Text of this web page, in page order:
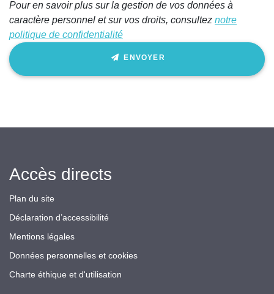
Pour en savoir plus sur la gestion de vos données à
caractère personnel et sur vos droits, consultez notre
politique de confidentialité
ENVOYER
Accès directs
Plan du site
Déclaration d’accessibilité
Mentions légales
Données personnelles et cookies
Charte éthique et d'utilisation